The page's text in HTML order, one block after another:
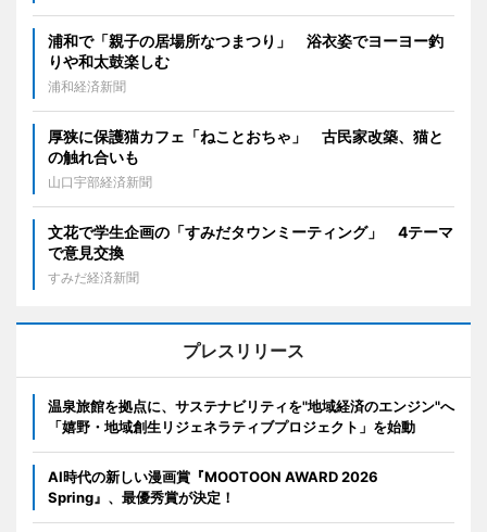
浦和で「親子の居場所なつまつり」 浴衣姿でヨーヨー釣
りや和太鼓楽しむ
浦和経済新聞
厚狭に保護猫カフェ「ねことおちゃ」 古民家改築、猫と
の触れ合いも
山口宇部経済新聞
文花で学生企画の「すみだタウンミーティング」 4テーマ
で意見交換
すみだ経済新聞
プレスリリース
温泉旅館を拠点に、サステナビリティを"地域経済のエンジン"へ
「嬉野・地域創生リジェネラティブプロジェクト」を始動
AI時代の新しい漫画賞『MOOTOON AWARD 2026
Spring』、最優秀賞が決定！